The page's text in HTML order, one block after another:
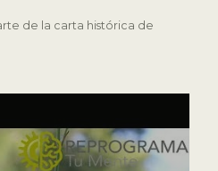
de la carta histórica de